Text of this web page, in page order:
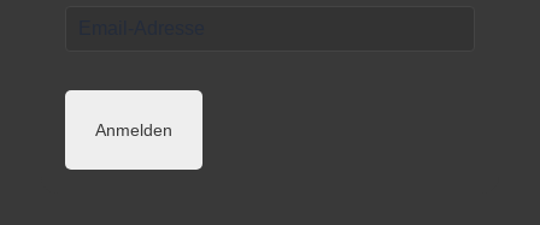
Anmelden